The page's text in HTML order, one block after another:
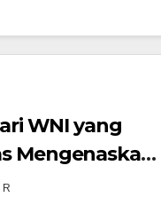
WNI yang
Mengenaskan
Dihubungi